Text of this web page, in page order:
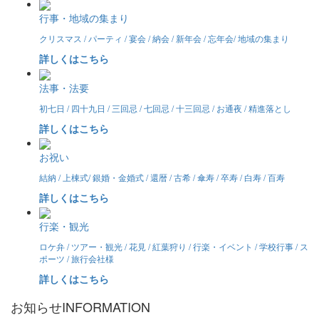
行事・地域の集まり
クリスマス / パーティ / 宴会 / 納会 / 新年会 / 忘年会/ 地域の集まり
詳しくはこちら
法事・法要
初七日 / 四十九日 / 三回忌 / 七回忌 / 十三回忌 / お通夜 / 精進落とし
詳しくはこちら
お祝い
結納 / 上棟式/ 銀婚・金婚式 / 還暦 / 古希 / 傘寿 / 卒寿 / 白寿 / 百寿
詳しくはこちら
行楽・観光
ロケ弁 / ツアー・観光 / 花見 / 紅葉狩り / 行楽・イベント / 学校行事 / ス
ポーツ / 旅行会社様
詳しくはこちら
お知らせINFORMATION